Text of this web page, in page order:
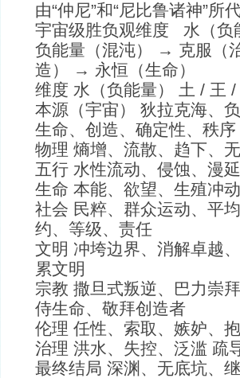
由“仲尼”和“尼比鲁诸神”所
宇宙级胜负观维度 水（负
负能量（混沌） → 克服（
造） → 永恒（生命）
维度 水（负能量） 土 / 王 /
本源（宇宙） 狄拉克海、
生命、创造、确定性、秩序
物理 熵增、流散、趋下、
五行 水性流动、侵蚀、漫
生命 本能、欲望、生殖冲
社会 民粹、群众运动、平
约、等级、责任
文明 冲垮边界、消解卓越
累文明
宗教 撒旦式叛逆、巴力崇
侍生命、敬拜创造者
伦理 任性、索取、嫉妒、
治理 洪水、失控、泛滥 疏
最终结局 深渊、无底坑、